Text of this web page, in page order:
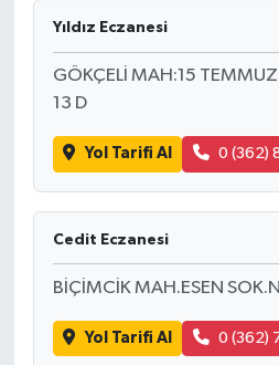
Yıldız Eczanesi
GÖKÇELİ MAH:15 TEMMUZ
13 D
Yol Tarifi Al 0 (362)
Cedit Eczanesi
BİÇİMCİK MAH.ESEN
Yol Tarifi Al 0 (362)